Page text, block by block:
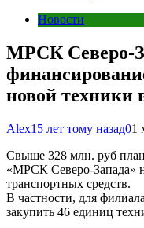
Новости
МРСК Северо-
новой техники
Alex15 лет тому назад01
Свыше 328 млн. руб
«МРСК Северо-Запада»
транспортных средств.
В частности, для
закупить 46 единиц